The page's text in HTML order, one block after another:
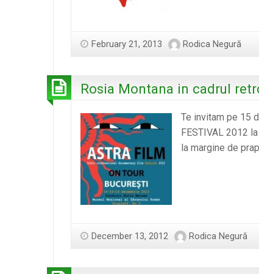
February 21, 2013 Rodica Negură
Rosia Montana in cadrul
Te invitam pe 15
FESTIVAL 2012
la margine de
December 13, 2012 Rodica Negură